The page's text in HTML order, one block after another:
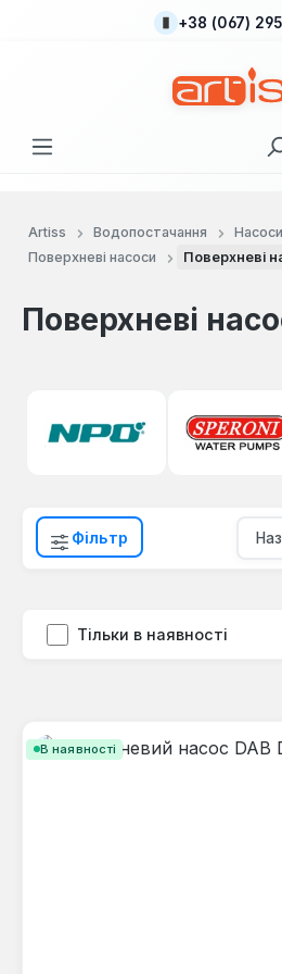
Перейти до основного вмісту
+38 (067)
Artiss Водопостачання
Насоси
Поверхневі насоси
Поверхневі
Поверхневі
Фільтр
Тільки в наявності
В наявності